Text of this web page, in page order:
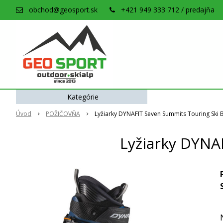
obchod@geosport.sk +421 949 333 712 / predajňa
Úvod POŽIČOVŇA Lyžiarky DYNAFIT Seven Summits Touring Ski
Lyžiarky
Kategórie